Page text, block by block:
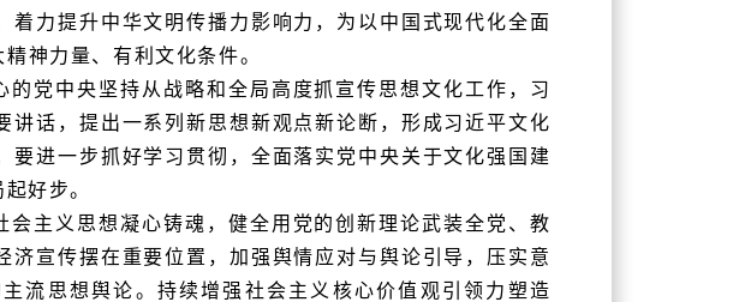
力提升中华文明传播力影响力，为以中国式现代化全面
神力量、有利文化条件。
党中央坚持从战略和全局高度抓宣传思想文化工作，习
话，提出一系列新思想新观点新论断，形成习近平文化
进一步抓好学习贯彻，全面落实党中央关于文化强国建
好步。
主义思想凝心铸魂，健全用党的创新理论武装全党、教
宣传摆在重要位置，加强舆情应对与舆论引导，压实意
流思想舆论。持续增强社会主义核心价值观引领力塑造